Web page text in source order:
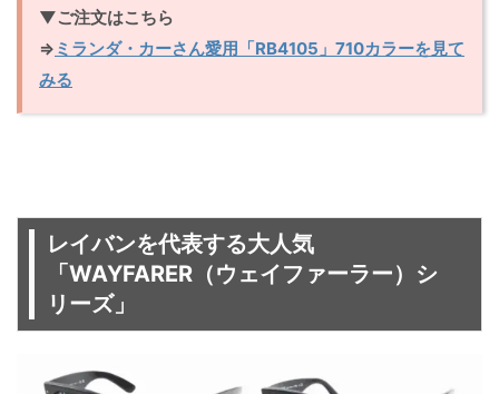
▼ご注文はこちら
⇒ ミランダ・カーさん愛用「RB4105」710カラーを見て
みる
レイバンを代表する大人気
「WAYFARER（ウェイファーラー）シ
リーズ」